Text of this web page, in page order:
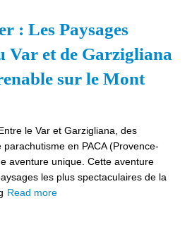
: Les Paysages
Var et de Garzigliana
sur le Mont
le Var et Garzigliana, des
en PACA (Provence-
aventure unique. Cette aventure
les plus spectaculaires de la
Read more